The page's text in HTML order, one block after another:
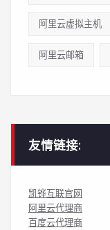
阿里云虚拟主机
阿里云邮箱
友情链接:
凯铧互联官网
阿里云代理商
百度云代理商